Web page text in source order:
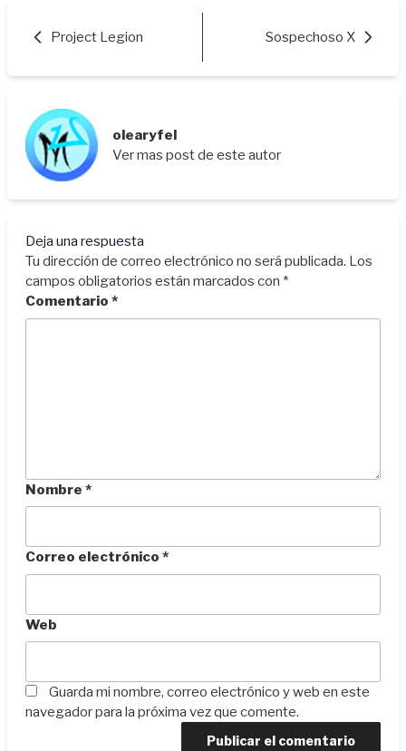
Project Legion Sospechoso X
olearyfel
Ver mas post de este autor
Deja una respuesta
Tu dirección de correo electrónico no será publicada. Los
campos obligatorios están marcados con *
Comentario *
Nombre *
Correo electrónico *
Web
Guarda mi nombre, correo electrónico y web en este
navegador para la próxima vez que comente.